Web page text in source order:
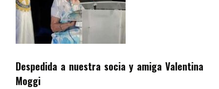
Despedida a nuestra socia y amiga Valentina
Moggi